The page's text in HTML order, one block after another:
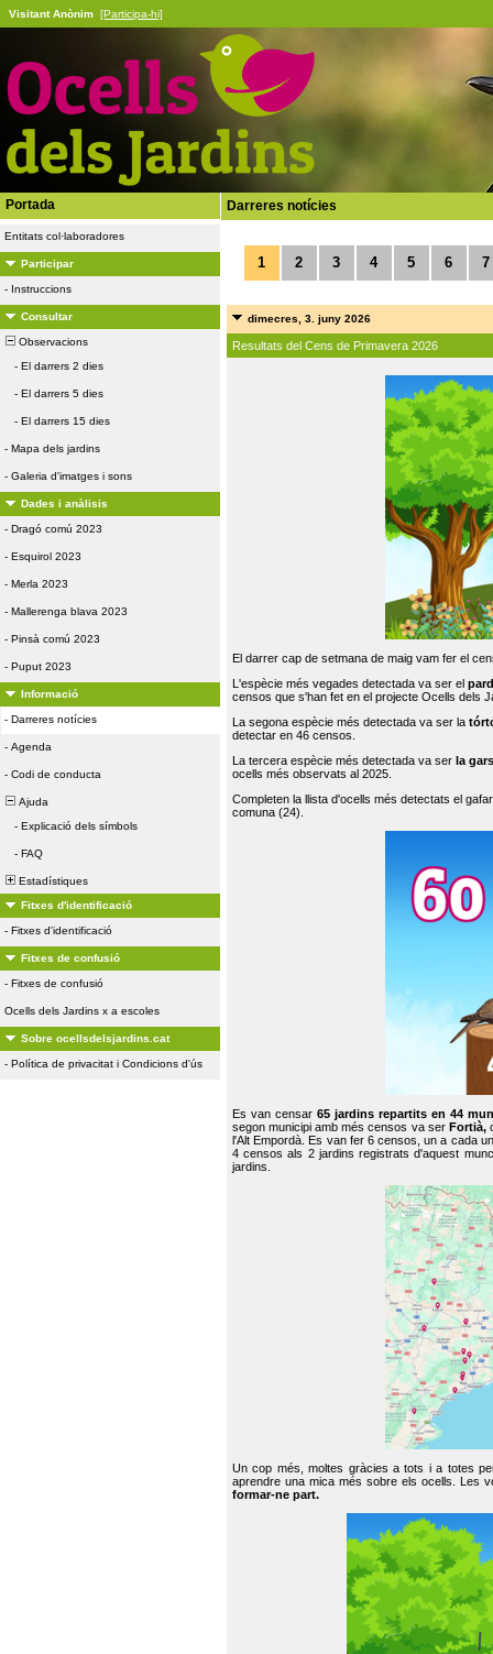
Visitant Anònim [Participa-hi]
Portada
Entitats col·laboradores
Participar
- Instruccions
Consultar
Observacions
- El darrers 2 dies
- El darrers 5 dies
- El darrers 15 dies
- Mapa dels jardins
- Galeria d'imatges i sons
Dades i anàlisis
- Dragó comú 2023
- Esquirol 2023
- Merla 2023
- Mallerenga blava 2023
- Pinsà comú 2023
- Puput 2023
Informació
- Darreres notícies
- Agenda
- Codi de conducta
Ajuda
- Explicació dels símbols
- FAQ
Estadístiques
Fitxes d'identificació
- Fitxes d'identificació
Fitxes de confusió
- Fitxes de confusió
Ocells dels Jardins x a escoles
Sobre ocellsdelsjardins.cat
- Política de privacitat i Condicions d'ús
Darreres notícies
1 2 3 4 5 6 7
dimecres, 3. juny 2026
Resultats del Cens de Primavera 2026
El darrer cap de setmana de maig vam fer el
L'espècie més vegades detectada va ser el
censos que s'han fet en el projecte Ocells dels
La segona espècie més detectada va ser la
detectar en 46 censos.
La tercera espècie més detectada va ser la
ocells més observats al 2025.
Completen la llista d'ocells més detectats el
comuna (24).
Es van censar65 jardins repartits en 44
segon municipi amb més censos va ser Fortià,
l'Alt Empordà. Es van fer 6 censos, un a cada
4 censos als 2 jardins registrats d'aquest
jardins.
Un cop més, moltes gràcies a tots i a totes
aprendre una mica més sobre els ocells. Les
formar-ne part.